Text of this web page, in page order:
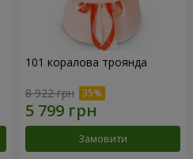
101 коралова троянда
8 922 грн
Замовити